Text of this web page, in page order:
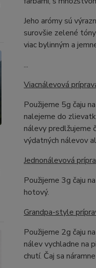
Jeho arómy sú
surovšie zelené
viac bylinným a
...
Viacnálevová
Použijeme 5g čaju
nalejeme do
nálevy predlžujeme
výdatných nálevov
Jednonálevová
Použijeme 3g čaju
hotový.
Grandpa-style
Použijeme 2g čaju
nálev vychladne na
chutí. Čaj sa